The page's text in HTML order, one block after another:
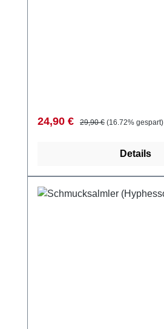
Verkaufspreis:
24,90 € Regulärer Preis:
29,90 € (16.72% gespart)
Details